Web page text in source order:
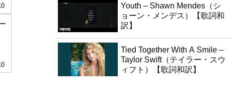
Youth – Shawn Mendes（シ
ョーン・メンデス）【歌詞和
訳】
Tied Together With A Smile –
Taylor Swift（テイラー・スウ
ィフト）【歌詞和訳】